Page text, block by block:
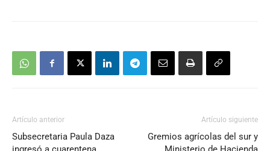
Artículo anterior
Subsecretaria Paula Daza
Artículo siguiente
Gremios agrícolas del sur y